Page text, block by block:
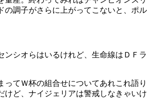
調子がさらに上がってこないと、ポ
シオらはいるけれど、生命線はＤＦ
てＷ杯の組合せについてあれこれ語
ど、ナイジェリアは警戒しなきゃいけ